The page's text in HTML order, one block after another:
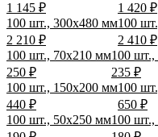
1 145 ₽
1 420 ₽
100 шт., 300x480 мм
2 210 ₽
100
2 410 ₽
100 шт., 70x210 мм
250 ₽
100
235 ₽
100 шт., 150x200 мм
440 ₽
100
650 ₽
100 шт., 50x250 мм100